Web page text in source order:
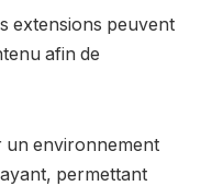
extensions peuvent
afin de
un environnement
permettant